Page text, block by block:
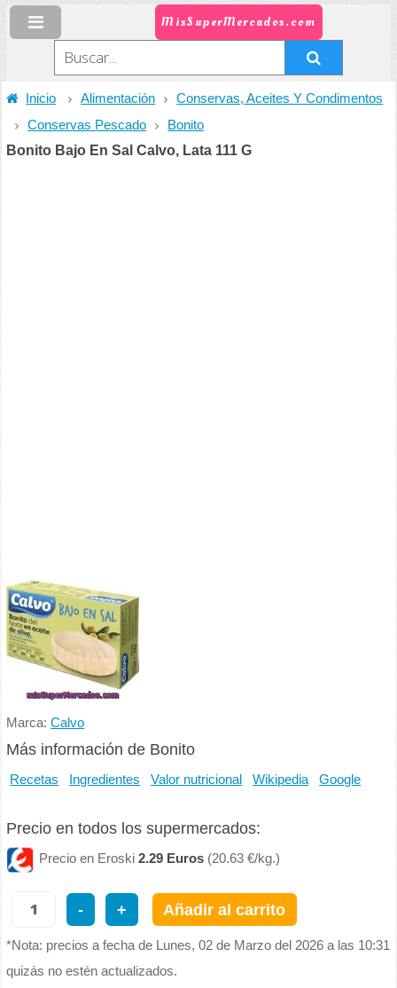
MisSuperMercados.com
Inicio Alimentación
Conservas, Aceites Y Condimentos
Conservas Pescado
Bonito
Bonito Bajo En Sal Calvo, Lata 111 G
Marca:Calvo
Más información de Bonito
Recetas Ingredientes Valor nutricional Wikipedia Google
Precio en todos los supermercados:
Precio en Eroski2.29 Euros (20.63 €/kg.)
- + Añadir al carrito
*Nota: precios a fecha de Lunes, 02 de Marzo del 2026 a las 10:31
quizás no estén actualizados.